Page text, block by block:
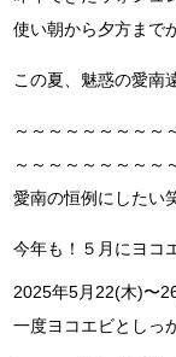
使い朝から夕方まで
この夏、魅惑の愛南
～～～～～～～～～
～～～～～～～～～
愛南の恒例にしたい
今年も！５月にヨコ
2025年5月22(木)〜
一度ヨコエビとしっ